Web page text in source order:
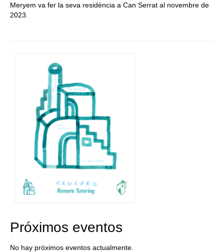
Meryem va fer la seva residència a Can Serrat al novembre de
2023.
Próximos eventos
No hay próximos eventos actualmente.